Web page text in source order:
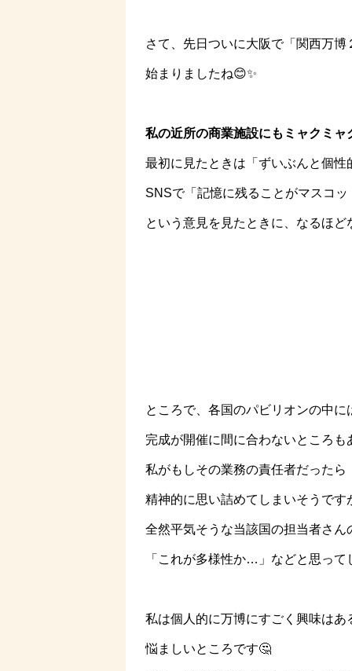
さて、先日ついに大阪で「関西万博
始まりましたね😊✨
私の近所の商業施設にもミャクミ
最初に見たときは「ずいぶんと個
SNSで「記憶に残ることがマスコ
という意見を見たときに、なるほど
ところで、各国のパビリオンの中に
完成が開催に間に合わないところも
私がもしその業務の責任者だったら
精神的に思い詰めてしまいそうです
全然平気そうな当該国の担当者さん
「これが多様性か…」などと思って
私は個人的に万博にすごく興味は
悩ましいところです🤔